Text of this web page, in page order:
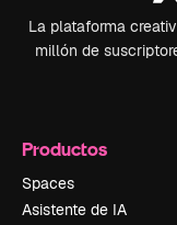
La plataforma
millón de
Productos
Spaces
Asistente de IA